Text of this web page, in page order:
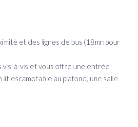
et des lignes de bus (18mn pour
vis-à-vis et vous offre une entrée
escamotable au plafond, une salle